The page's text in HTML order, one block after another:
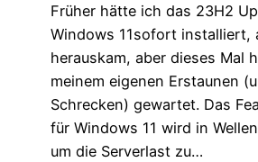
Früher hätte ich das 23H2
Windows 11sofort installiert,
herauskam, aber dieses Mal
meinem eigenen Erstaunen
Schrecken) gewartet. Das
für Windows 11 wird in
um die Serverlast zu…